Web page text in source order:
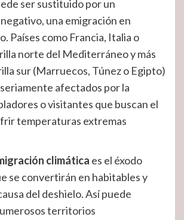
ser sustituido por un
una emigración en
Países como Francia, Italia o
norte del Mediterráneo y más
sur (Marruecos, Túnez o Egipto)
afectados por la
o visitantes que buscan el
temperaturas extremas
climática es el éxodo
se convertirán en habitables y
del deshielo. Así puede
territorios